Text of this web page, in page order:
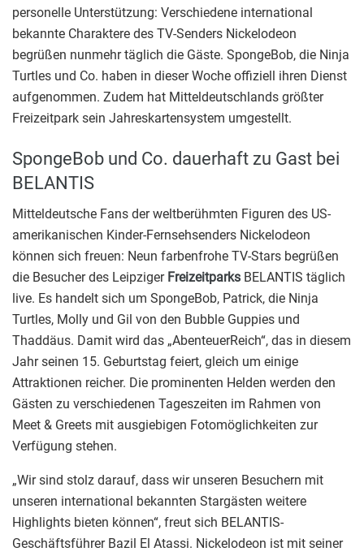
personelle Unterstützung: Verschiedene international
bekannte Charaktere des TV-Senders Nickelodeon
begrüßen nunmehr täglich die Gäste. SpongeBob, die Ninja
Turtles und Co. haben in dieser Woche offiziell ihren Dienst
aufgenommen. Zudem hat Mitteldeutschlands größter
Freizeitpark sein Jahreskartensystem umgestellt.
SpongeBob und Co. dauerhaft zu Gast bei
BELANTIS
Mitteldeutsche Fans der weltberühmten Figuren des US-
amerikanischen Kinder-Fernsehsenders Nickelodeon
können sich freuen: Neun farbenfrohe TV-Stars begrüßen
die Besucher des Leipziger Freizeitparks BELANTIS täglich
live. Es handelt sich um SpongeBob, Patrick, die Ninja
Turtles, Molly und Gil von den Bubble Guppies und
Thaddäus. Damit wird das „AbenteuerReich“, das in diesem
Jahr seinen 15. Geburtstag feiert, gleich um einige
Attraktionen reicher. Die prominenten Helden werden den
Gästen zu verschiedenen Tageszeiten im Rahmen von
Meet & Greets mit ausgiebigen Fotomöglichkeiten zur
Verfügung stehen.
„Wir sind stolz darauf, dass wir unseren Besuchern mit
unseren international bekannten Stargästen weitere
Highlights bieten können“, freut sich BELANTIS-
Geschäftsführer Bazil El Atassi. Nickelodeon ist mit seiner